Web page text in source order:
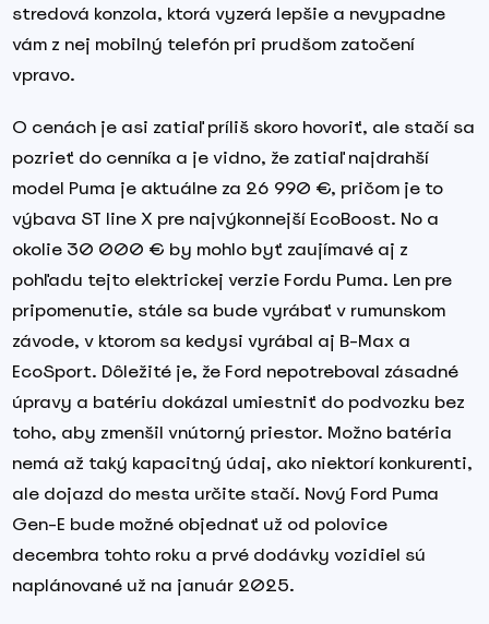
stredová konzola, ktorá vyzerá lepšie a nevypadne
vám z nej mobilný telefón pri prudšom zatočení
vpravo.
O cenách je asi zatiaľ príliš skoro hovoriť, ale stačí sa
pozrieť do cenníka a je vidno, že zatiaľ najdrahší
model Puma je aktuálne za 26 990 €, pričom je to
výbava ST line X pre najvýkonnejší EcoBoost. No a
okolie 30 000 € by mohlo byť zaujímavé aj z
pohľadu tejto elektrickej verzie Fordu Puma. Len pre
pripomenutie, stále sa bude vyrábať v rumunskom
závode, v ktorom sa kedysi vyrábal aj B-Max a
EcoSport. Dôležité je, že Ford nepotreboval zásadné
úpravy a batériu dokázal umiestniť do podvozku bez
toho, aby zmenšil vnútorný priestor. Možno batéria
nemá až taký kapacitný údaj, ako niektorí konkurenti,
ale dojazd do mesta určite stačí. Nový Ford Puma
Gen-E bude možné objednať už od polovice
decembra tohto roku a prvé dodávky vozidiel sú
naplánované už na január 2025.